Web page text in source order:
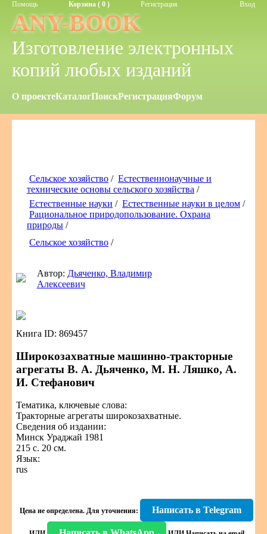
Помощь Корзина ( 0 ) Регистрация Вход
ANY-BOOK
Изготовление электронных
копий любых изданий
О проектеКаталогПоискРегистрацияФорум
Сельское хозяйство / Естественнонаучные и
технические основы сельского хозяйства /
Естественные науки / Естественные науки в целом /
Рациональное природопользование. Охрана
природы /
Сельское хозяйство /
Автор: Дьяченко, Владимир
Алексеевич
Книга ID: 869457
Широкозахватные машинно-тракторные
агрегаты В. А. Дьяченко, М. Н. Ляшко, А.
И. Стефанович
Тематика, ключевые слова:
Тракторные агрегаты широкозахватные.
Сведения об издании:
Минск Ураджай 1981
215 с. 20 см.
Язык:
rus
Цена не определена. Для уточнения: Написать в Telegram